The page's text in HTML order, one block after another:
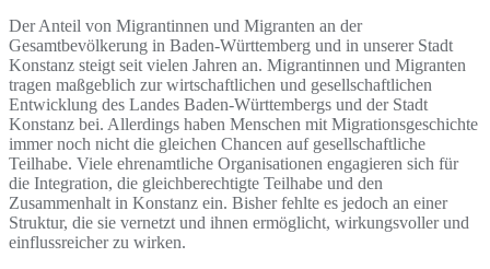
Der Anteil von Migrantinnen und Migranten an der
Gesamtbevölkerung in Baden-Württemberg und in unserer Stadt
Konstanz steigt seit vielen Jahren an. Migrantinnen und Migranten
tragen maßgeblich zur wirtschaftlichen und gesellschaftlichen
Entwicklung des Landes Baden-Württembergs und der Stadt
Konstanz bei. Allerdings haben Menschen mit Migrationsgeschichte
immer noch nicht die gleichen Chancen auf gesellschaftliche
Teilhabe. Viele ehrenamtliche Organisationen engagieren sich für
die Integration, die gleichberechtigte Teilhabe und den
Zusammenhalt in Konstanz ein. Bisher fehlte es jedoch an einer
Struktur, die sie vernetzt und ihnen ermöglicht, wirkungsvoller und
einflussreicher zu wirken.